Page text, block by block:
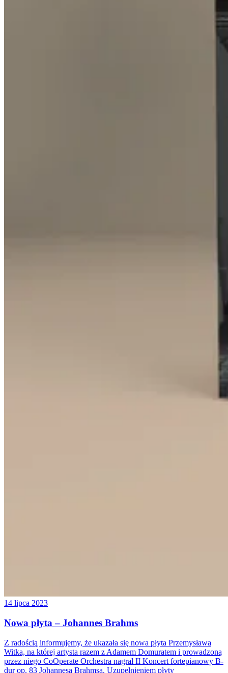
14 lipca 2023
Nowa płyta – Johannes Brahms
Z radością informujemy, że ukazała się nowa płyta Przemysława
Witka, na której artysta razem z Adamem Domuratem i prowadzoną
przez niego CoOperate Orchestra nagrał II Koncert fortepianowy B-
dur op. 83 Johannesa Brahmsa. Uzupełnieniem płyty